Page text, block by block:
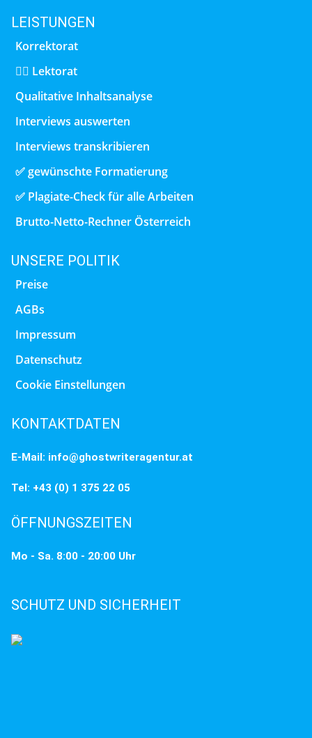
LEISTUNGEN
Korrektorat
✍🏻 Lektorat
Qualitative Inhaltsanalyse
Interviews auswerten
Interviews transkribieren
✅ gewünschte Formatierung
✅ Plagiate-Check für alle Arbeiten
Brutto-Netto-Rechner Österreich
UNSERE POLITIK
Preise
AGBs
Impressum
Datenschutz
Cookie Einstellungen
KONTAKTDATEN
E-Mail: info@ghostwriteragentur.at
Tel: +43 (0) 1 375 22 05
ÖFFNUNGSZEITEN
Mo - Sa. 8:00 - 20:00 Uhr
SCHUTZ UND SICHERHEIT